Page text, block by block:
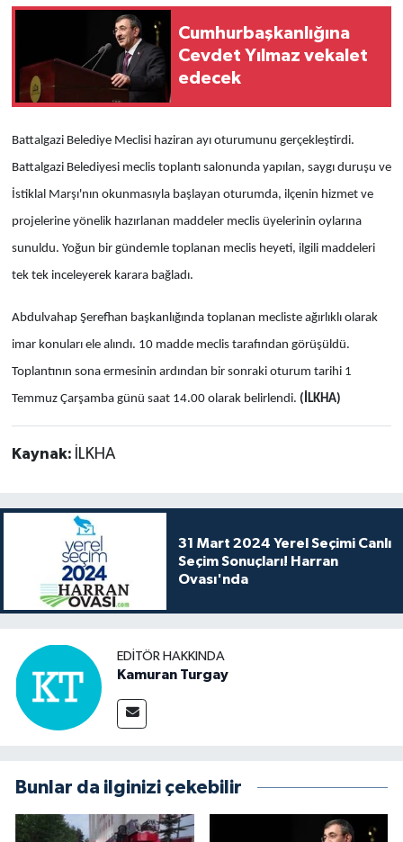
Cumhurbaşkanlığına
Cevdet Yılmaz vekalet
edecek
Battalgazi Belediye Meclisi haziran ayı oturumunu gerçekleştirdi.
Battalgazi Belediyesi meclis toplantı salonunda yapılan, saygı duruşu ve
İstiklal Marşı'nın okunmasıyla başlayan oturumda, ilçenin hizmet ve
projelerine yönelik hazırlanan maddeler meclis üyelerinin oylarına
sunuldu. Yoğun bir gündemle toplanan meclis heyeti, ilgili maddeleri
tek tek inceleyerek karara bağladı.
Abdulvahap Şerefhan başkanlığında toplanan mecliste ağırlıklı olarak
imar konuları ele alındı. 10 madde meclis tarafından görüşüldü.
Toplantının sona ermesinin ardından bir sonraki oturum tarihi 1
Temmuz Çarşamba günü saat 14.00 olarak belirlendi. (İLKHA)
Kaynak: İLKHA
31 Mart 2024 Yerel Seçimi Canlı
Seçim Sonuçları! Harran
Ovası'nda
EDITÖR HAKKINDA
Kamuran Turgay
Bunlar da ilginizi çekebilir